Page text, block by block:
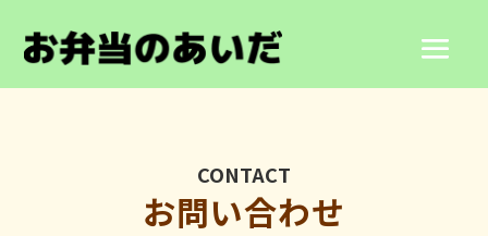
CONTACT
お問い合わせ